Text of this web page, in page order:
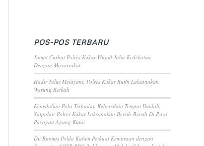
POS-POS TERBARU
Jumat Curhat Polres Kukar Wujud Jalin Kedekatan
Dengan Masyarakat
Hadir Tulus Melayani, Polres Kukar Rutin Laksanakan
Warung Berkah
Kepedulian Polri Terhadap Kebersihan Tempat Ibadah,
Satpolair Polres Kukar Laksanakan Bersih-Bersih Di Pura
Payogan Agung Kutai
Dit Binmas Polda Kaltim Perkuat Kemitraan dengan